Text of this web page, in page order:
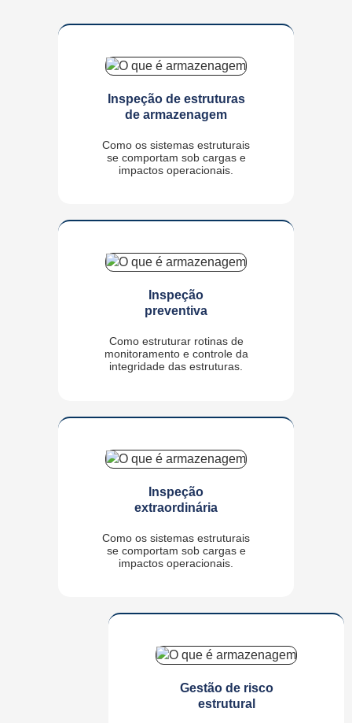
Inspeção de estruturas
de armazenagem
Como os sistemas estruturais
se comportam sob cargas e
impactos operacionais.
Inspeção
preventiva
Como estruturar rotinas de
monitoramento e controle da
integridade das estruturas.
Inspeção
extraordinária
Como os sistemas estruturais
se comportam sob cargas e
impactos operacionais.
Gestão de risco
estrutural